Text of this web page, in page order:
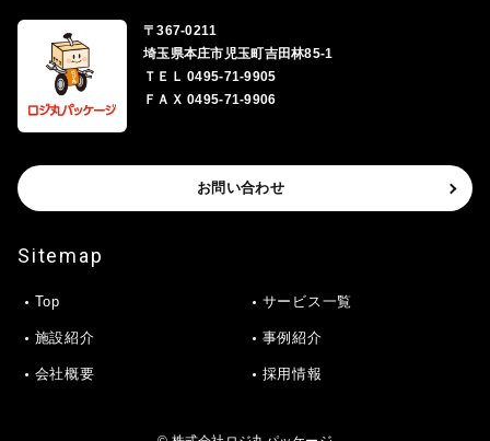
〒367-0211
埼玉県本庄市児玉町吉田林85-1
ＴＥＬ 0495-71-9905
ＦＡＸ 0495-71-9906
お問い合わせ
Sitemap
Top サービス一覧
施設紹介 事例紹介
会社概要 採用情報